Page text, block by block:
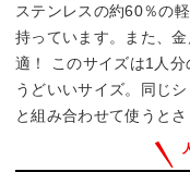
ステンレスの約60％の
持っています。また、
適！ このサイズは1人
うどいいサイズ。同じ
と組み合わせて使うと